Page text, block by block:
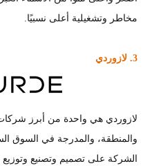
مخاطر وتشغيلية أعلى نسبيًا.
3. لازوردي
لازوردي هي واحدة من أبرز
الشركة على تصميم وتصنيع وتوزيع